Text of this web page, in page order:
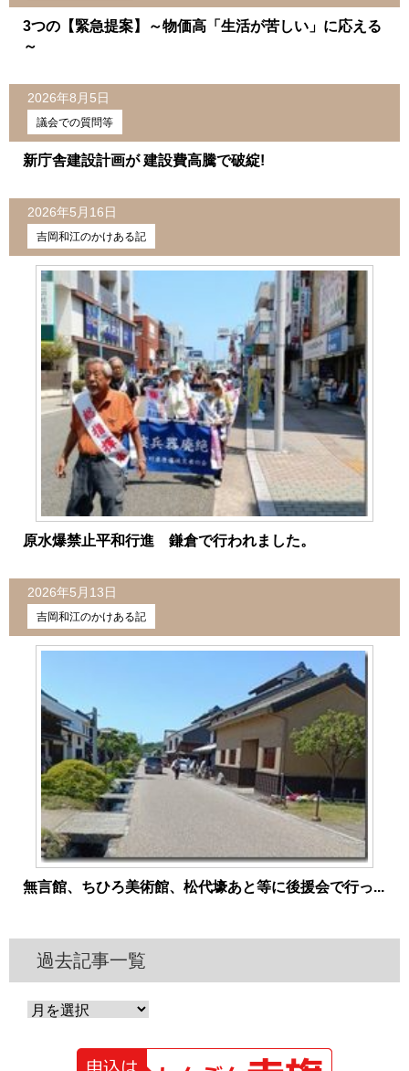
3つの【緊急提案】～物価高「生活が苦しい」に応える
～
2026年8月5日
議会での質問等
新庁舎建設計画が 建設費高騰で破綻!
2026年5月16日
吉岡和江のかけある記
原水爆禁止平和行進 鎌倉で行われました。
2026年5月13日
吉岡和江のかけある記
無言館、ちひろ美術館、松代壕あと等に後援会で行っ...
過去記事一覧